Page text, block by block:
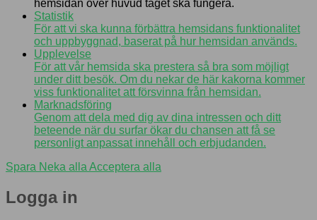
hemsidan över huvud taget ska fungera.
Statistik
För att vi ska kunna förbättra hemsidans funktionalitet
och uppbyggnad, baserat på hur hemsidan används.
Upplevelse
För att vår hemsida ska prestera så bra som möjligt
under ditt besök. Om du nekar de här kakorna kommer
viss funktionalitet att försvinna från hemsidan.
Marknadsföring
Genom att dela med dig av dina intressen och ditt
beteende när du surfar ökar du chansen att få se
personligt anpassat innehåll och erbjudanden.
Spara Neka alla Acceptera alla
Logga in